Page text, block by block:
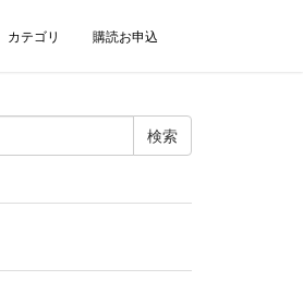
カテゴリ 購読お申込